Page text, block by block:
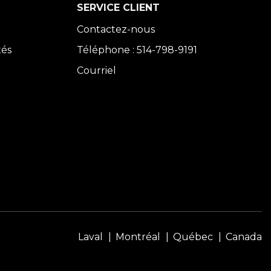
SERVICE CLIENT
Contactez-nous
Téléphone : 514-798-9191
Courriel
Laval Montréal Québec Canada